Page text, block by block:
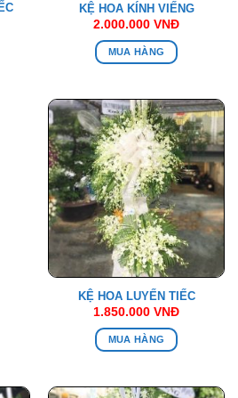
KỆ HOA KÍNH VIẾNG
2.000.000 VNĐ
MUA HÀNG
KỆ HOA LUYẾN TIẾC
1.850.000 VNĐ
MUA HÀNG